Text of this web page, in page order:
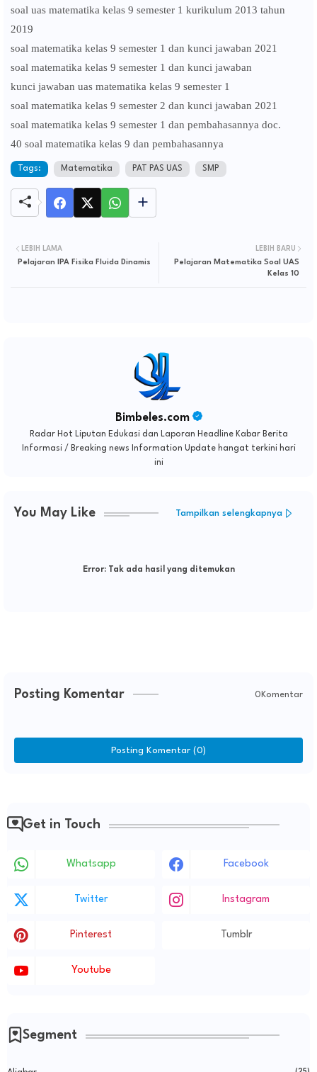
soal uas matematika kelas 9 semester 1 kurikulum 2013 tahun
2019
soal matematika kelas 9 semester 1 dan kunci jawaban 2021
soal matematika kelas 9 semester 1 dan kunci jawaban
kunci jawaban uas matematika kelas 9 semester 1
soal matematika kelas 9 semester 2 dan kunci jawaban 2021
soal matematika kelas 9 semester 1 dan pembahasannya doc.
40 soal matematika kelas 9 dan pembahasannya
Tags: Matematika PAT PAS UAS SMP
LEBIH BARU
Pelajaran Matematika Soal UAS
Kelas 10
LEBIH LAMA
Pelajaran IPA Fisika Fluida Dinamis
Bimbeles.com
Radar Hot Liputan Edukasi dan Laporan Headline Kabar Berita
Informasi / Breaking news Information Update hangat terkini hari
ini
You May Like Tampilkan selengkapnya
Error:Tak ada hasil yang ditemukan
Posting Komentar 0Komentar
Posting Komentar (0)
Get in Touch
Whatsapp Facebook
Twitter Instagram
Pinterest Tumblr
Youtube
Segment